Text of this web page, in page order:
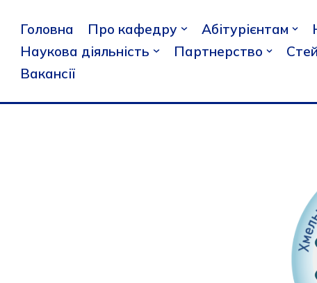
Головна Про кафедру Абітурієнтам
Наукова діяльність
Партнерство
Вакансії